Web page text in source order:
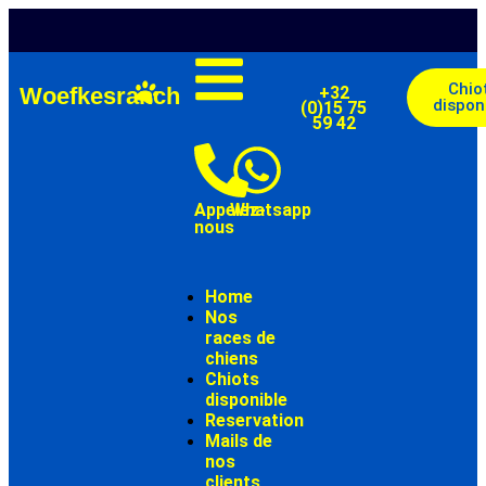
Woefkesranch
Appelez-
nous
Whatsapp
Home
Nos
races de
chiens
Chiots
disponible
Reservation
Mails de
nos
+32
(0)15 75
59 42